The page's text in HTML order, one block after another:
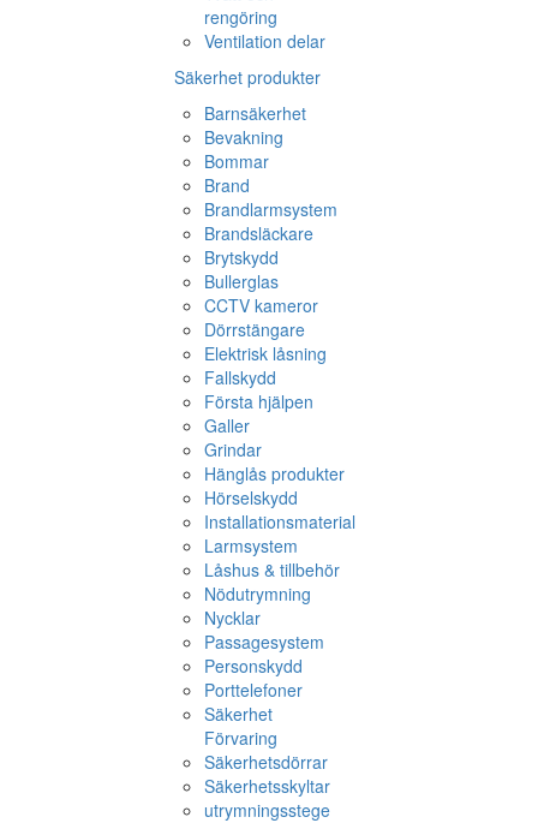
rengöring
Ventilation delar
Säkerhet produkter
Barnsäkerhet
Bevakning
Bommar
Brand
Brandlarmsystem
Brandsläckare
Brytskydd
Bullerglas
CCTV kameror
Dörrstängare
Elektrisk låsning
Fallskydd
Första hjälpen
Galler
Grindar
Hänglås produkter
Hörselskydd
Installationsmaterial
Larmsystem
Låshus & tillbehör
Nödutrymning
Nycklar
Passagesystem
Personskydd
Porttelefoner
Säkerhet
Förvaring
Säkerhetsdörrar
Säkerhetsskyltar
utrymningsstege